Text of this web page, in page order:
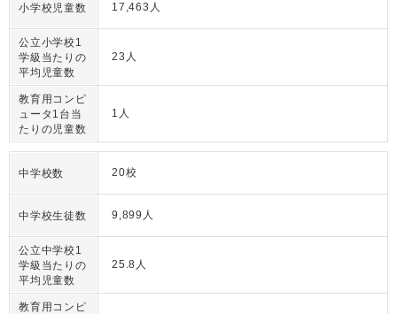
小学校児童数 17,463人
公立小学校1
学級当たりの
平均児童数
23人
教育用コンピ
ュータ1台当
たりの児童数
1人
中学校数 20校
中学校生徒数 9,899人
公立中学校1
学級当たりの
平均児童数
25.8人
教育用コンピ